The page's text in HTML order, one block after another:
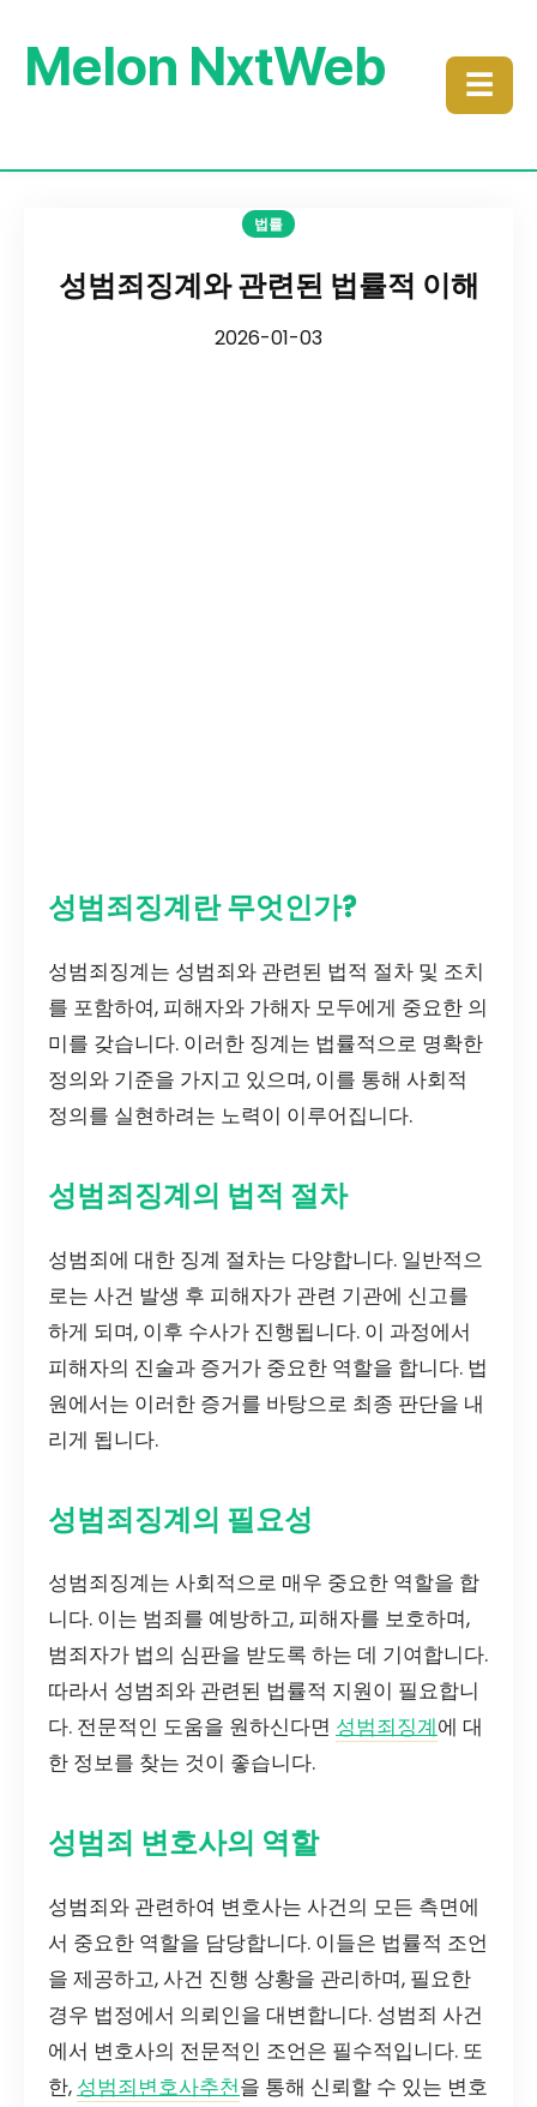
Melon NxtWeb ☰
법률
성범죄징계와 관련된 법률적 이해
2026-01-03
성범죄징계란 무엇인가?
성범죄징계는 성범죄와 관련된 법적 절차 및 조치
를 포함하여, 피해자와 가해자 모두에게 중요한 의
미를 갖습니다. 이러한 징계는 법률적으로 명확한
정의와 기준을 가지고 있으며, 이를 통해 사회적
정의를 실현하려는 노력이 이루어집니다.
성범죄징계의 법적 절차
성범죄에 대한 징계 절차는 다양합니다. 일반적으
로는 사건 발생 후 피해자가 관련 기관에 신고를
하게 되며, 이후 수사가 진행됩니다. 이 과정에서
피해자의 진술과 증거가 중요한 역할을 합니다. 법
원에서는 이러한 증거를 바탕으로 최종 판단을 내
리게 됩니다.
성범죄징계의 필요성
성범죄징계는 사회적으로 매우 중요한 역할을 합
니다. 이는 범죄를 예방하고, 피해자를 보호하며,
범죄자가 법의 심판을 받도록 하는 데 기여합니다.
따라서 성범죄와 관련된 법률적 지원이 필요합니
다. 전문적인 도움을 원하신다면 성범죄징계에 대
한 정보를 찾는 것이 좋습니다.
성범죄 변호사의 역할
성범죄와 관련하여 변호사는 사건의 모든 측면에
서 중요한 역할을 담당합니다. 이들은 법률적 조언
을 제공하고, 사건 진행 상황을 관리하며, 필요한
경우 법정에서 의뢰인을 대변합니다. 성범죄 사건
에서 변호사의 전문적인 조언은 필수적입니다. 또
한, 성범죄변호사추천을 통해 신뢰할 수 있는 변호